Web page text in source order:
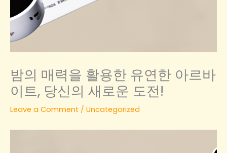
밤의 매력을 활용한 유연한 아르바
이트, 당신의 새로운 도전!
Leave a Comment / Uncategorized